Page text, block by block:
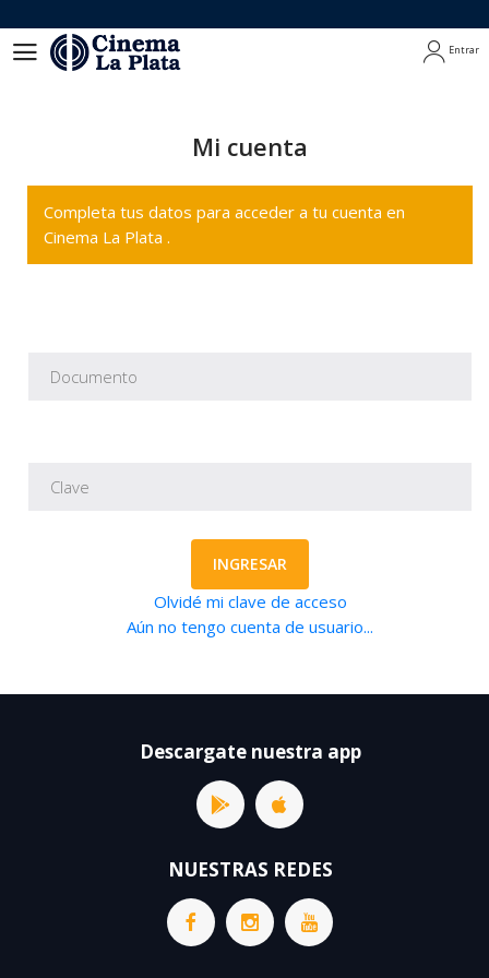
Entrar
Mi cuenta
Completa tus datos para acceder a tu cuenta en
Cinema La Plata .
INGRESAR
Olvidé mi clave de acceso
Aún no tengo cuenta de usuario...
Descargate nuestra app
NUESTRAS REDES